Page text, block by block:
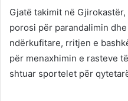
Gjatë takimit në
porosi për parandalimin
ndërkufitare, rritjen e
për menaxhimin e rasteve
shtuar sportelet për